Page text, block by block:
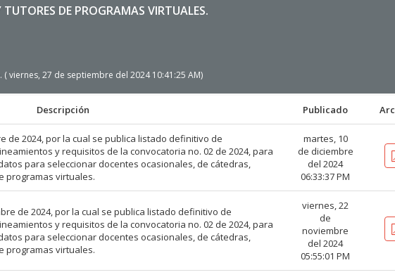
TUTORES DE PROGRAMAS VIRTUALES.
( viernes, 27 de septiembre del 2024 10:41:25 AM)
Descripción Publicado
de 2024, por la cual se publica listado definitivo de
y requisitos de la convocatoria no. 02 de 2024, para
para seleccionar docentes ocasionales, de cátedras,
programas virtuales.
martes, 10
de diciembre
del 2024
06:33:37 PM
de 2024, por la cual se publica listado definitivo de
y requisitos de la convocatoria no. 02 de 2024, para
para seleccionar docentes ocasionales, de cátedras,
programas virtuales.
viernes, 22
de
noviembre
del 2024
05:55:01 PM